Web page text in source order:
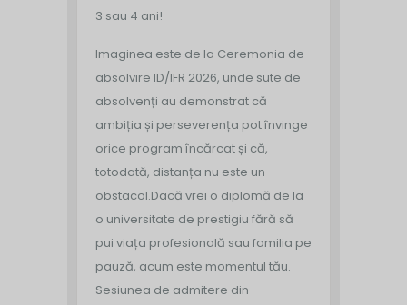
3 sau 4 ani!
Imaginea este de la Ceremonia de
absolvire ID/IFR 2026, unde sute de
absolvenți au demonstrat că
ambiția și perseverența pot învinge
orice program încărcat și că,
totodată, distanța nu este un
obstacol.Dacă vrei o diplomă de la
o universitate de prestigiu fără să
pui viața profesională sau familia pe
pauză, acum este momentul tău.
Sesiunea de admitere din